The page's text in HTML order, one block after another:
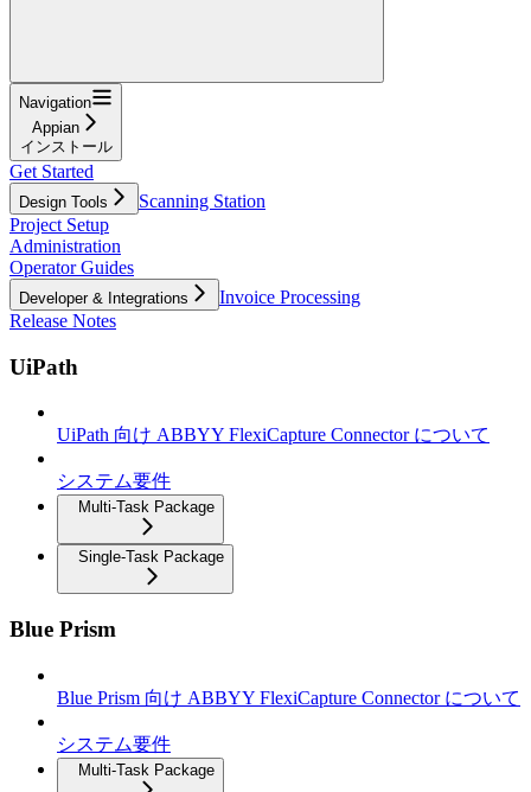
Navigation
Appian
インストール
Get Started
Design Tools
Scanning Station
Project Setup
Administration
Operator Guides
Developer & Integrations
Invoice Processing
Release Notes
UiPath
UiPath 向け ABBYY FlexiCapture Connector について
システム要件
Multi-Task Package
Single-Task Package
Blue Prism
Blue Prism 向け ABBYY FlexiCapture Connector について
システム要件
Multi-Task Package